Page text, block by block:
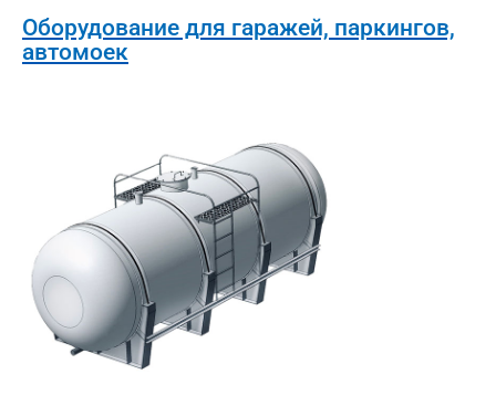
Оборудование для гаражей, паркингов,
автомоек